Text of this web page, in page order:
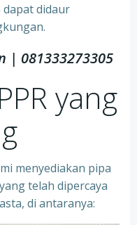
dapat didaur
| 081333273305
yang
menyediakan pipa
telah dipercaya
di antaranya: